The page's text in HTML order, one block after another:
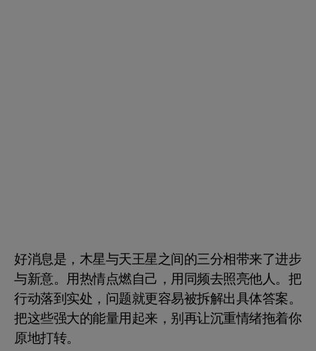
好消息是，木星与天王星之间的三分相带来了进步
与新意。用热情点燃自己，用同频去照亮他人。把
行动落到实处，问题就更容易被拆解出具体答案。
把这些强大的能量用起来，别再让沉重情绪拖着你
原地打转。